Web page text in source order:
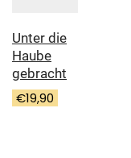
Unter die
Haube
gebracht
€19,90